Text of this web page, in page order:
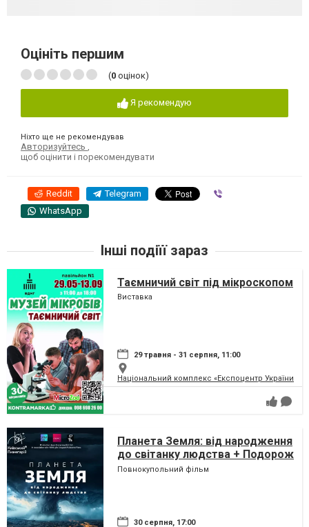
Оцініть першим
(0 оцінок)
Я рекомендую
Ніхто ще не рекомендував
Авторизуйтесь
щоб оцінити і порекомендувати
Reddit Telegram
WhatsApp
Інші подіїї зараз
Таємничий світ під мікроскопом
Виставка
29 травня - 31 серпня, 11:00
Національний комплекс «Експоцентр України»
Планета Земля: від народження
до світанку людства + Подорож
сузір'ями (класична програма)
Повнокупольний фільм
30 серпня, 17:00